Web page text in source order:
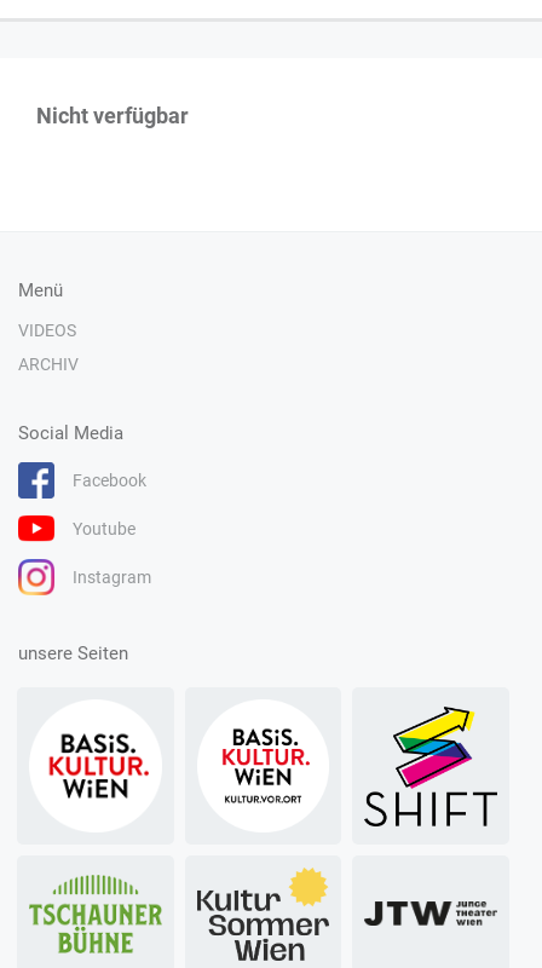
Nicht verfügbar
Menü
VIDEOS
ARCHIV
Social Media
Facebook
Youtube
Instagram
unsere Seiten